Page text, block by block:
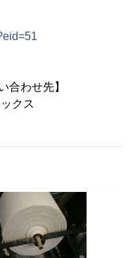
合わせ先】
クス